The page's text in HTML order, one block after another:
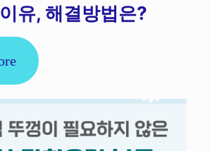
유, 해결방법은?